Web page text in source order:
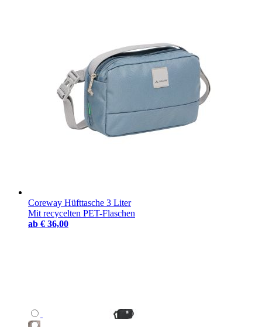
Coreway Hüfttasche 3 Liter
Mit recycelten PET-Flaschen
ab € 36,00